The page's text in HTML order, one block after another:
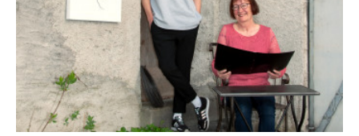
Reichweite / Statistik
Anfragen / Kontakt
Mein Dolomitenstadt.at